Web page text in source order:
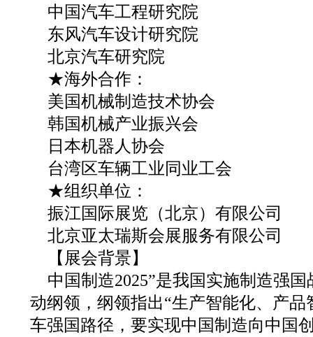
中国汽车工程研究院
东风汽车设计研究院
北京汽车研究院
★海外合作：
美国机械制造技术协会
韩国机械产业振兴会
日本机器人协会
台湾区车辆工业同业工会
★组织单位：
振江国际展览（北京）有限公司
北京亚太瑞斯会展服务有限公司
【展会背景】
中国制造2025”是我国实施制造强
动纲领，纲领指出“生产智能化、产
车强国路径，要实现中国制造向中国